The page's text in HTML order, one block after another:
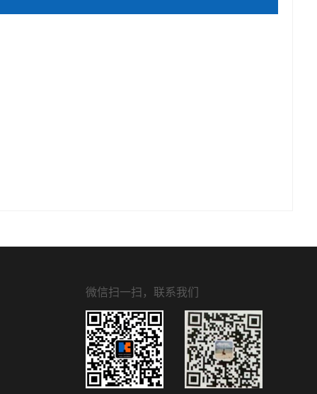
微信扫一扫，联系我们